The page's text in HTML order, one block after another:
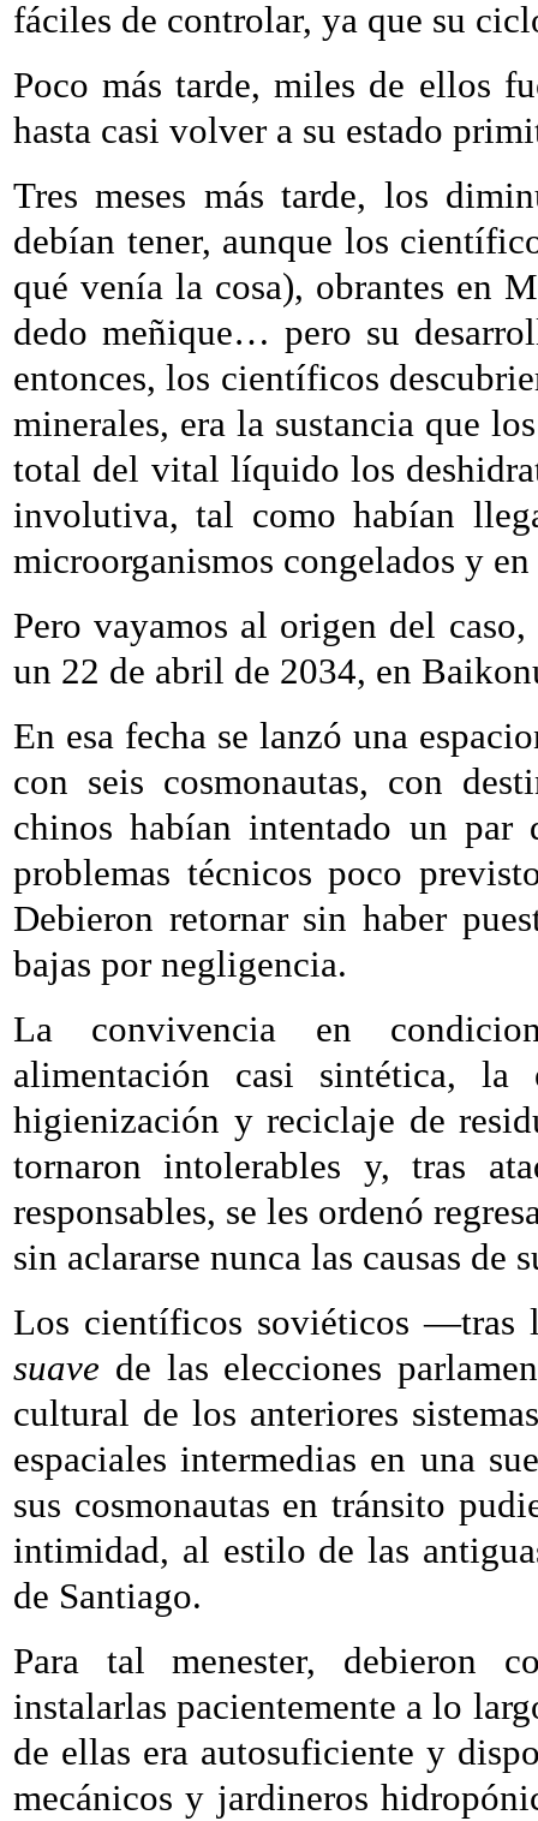
fáciles de controlar, ya que su
Poco más tarde, miles de ellos
hasta casi volver a su estado
Tres meses más tarde, los
debían tener, aunque los
qué venía la cosa), obrantes en
dedo meñique… pero su
entonces, los científicos
minerales, era la sustancia que
total del vital líquido los
involutiva, tal como habían
microorganismos congelados y
Pero vayamos al origen del
un 22 de abril de 2034, en
En esa fecha se lanzó una
con seis cosmonautas, con
chinos habían intentado un par
problemas técnicos poco
Debieron retornar sin haber
bajas por negligencia.
La convivencia en
alimentación casi sintética,
higienización y reciclaje de
tornaron intolerables y, tras
responsables, se les ordenó
sin aclararse nunca las causas de
Los científicos soviéticos —tras
suave de las elecciones
cultural de los anteriores
espaciales intermedias en una
sus cosmonautas en tránsito
intimidad, al estilo de las
de Santiago.
Para tal menester, debieron
instalarlas pacientemente a lo
de ellas era autosuficiente y
mecánicos y jardineros